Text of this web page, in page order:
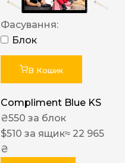
Фасування:
Блок
В Кошик
Compliment Blue KS
₴550 за блок
$510 за ящик≈ 22 965
₴